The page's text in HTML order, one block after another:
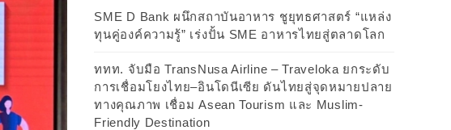
SME D Bank ผนึกสถาบันอาหาร ชูยุทธศาสตร์ “แหล่ง
ทุนคู่องค์ความรู้” เร่งปั้น SME อาหารไทยสู่ตลาดโลก
ททท. จับมือ TransNusa Airline – Traveloka ยกระดับ
การเชื่อมโยงไทย–อินโดนีเซีย ดันไทยสู่จุดหมายปลาย
ทางคุณภาพ เชื่อม Asean Tourism และ Muslim-
Friendly Destination